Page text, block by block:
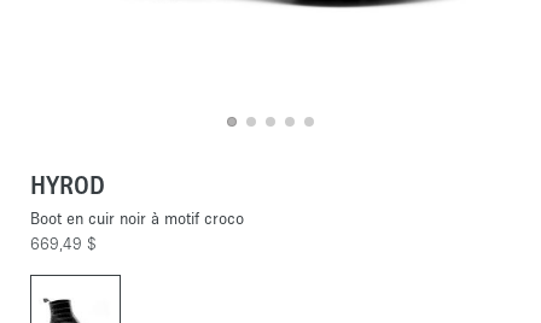
HYROD
Boot en cuir noir à motif croco
669,49 $